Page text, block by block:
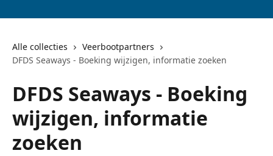
Alle collecties
Veerbootpartners
DFDS Seaways - Boeking wijzigen, informatie zoeken
DFDS Seaways - Boeking
wijzigen, informatie
zoeken